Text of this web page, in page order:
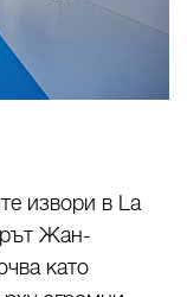
извори в La
Жан-
като